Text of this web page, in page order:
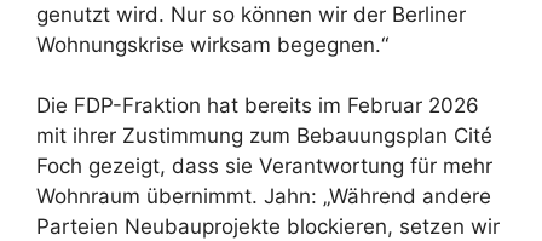
genutzt wird. Nur so können wir der Berliner
Wohnungskrise wirksam begegnen.“
Die FDP-Fraktion hat bereits im Februar 2026
mit ihrer Zustimmung zum Bebauungsplan Cité
Foch gezeigt, dass sie Verantwortung für mehr
Wohnraum übernimmt. Jahn: „Während andere
Parteien Neubauprojekte blockieren, setzen wir